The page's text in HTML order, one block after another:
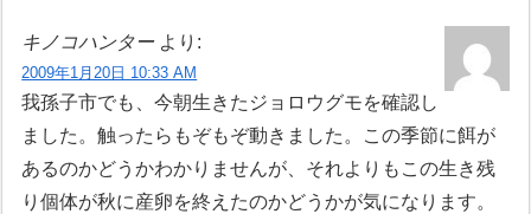
キノコハンター より:
2009年1月20日 10:33 AM
我孫子市でも、今朝生きたジョロウグモを確認し
ました。触ったらもぞもぞ動きました。この季節に餌が
あるのかどうかわかりませんが、それよりもこの生き残
り個体が秋に産卵を終えたのかどうかが気になります。